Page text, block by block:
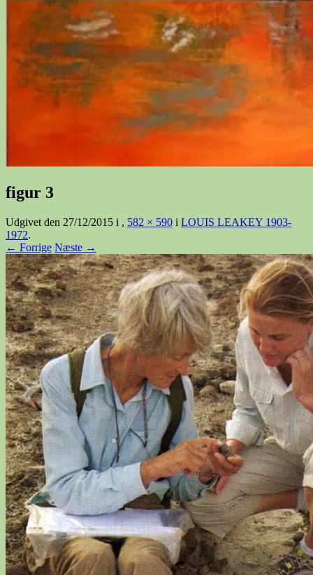
figur 3
Udgivet den 27/12/2015 i , 582 × 590 i LOUIS LEAKEY 1903-
1972.
← Forrige Næste →